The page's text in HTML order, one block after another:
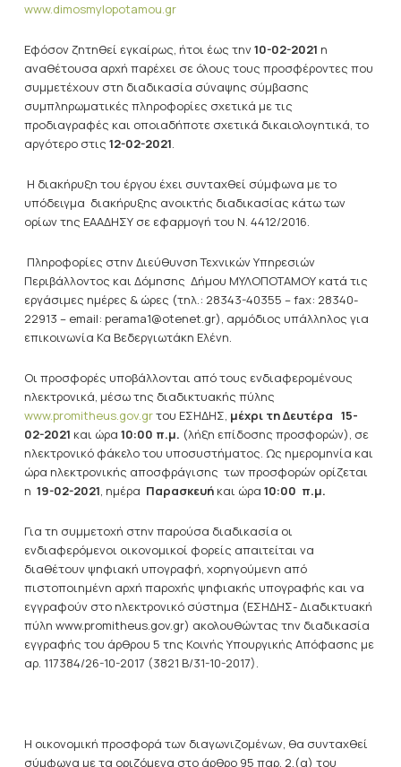
www.dimosmylopotamou.gr
Εφόσον ζητηθεί εγκαίρως, ήτοι έως την10-02-2021 η
αναθέτουσα αρχή παρέχει σε όλους τους προσφέροντες που
συμμετέχουν στη διαδικασία σύναψης σύμβασης
συμπληρωματικές πληροφορίες σχετικά με τις
προδιαγραφές και οποιαδήποτε σχετικά δικαιολογητικά, το
αργότερο στις 12-02-2021.
Η διακήρυξη του έργου έχει συνταχθεί σύμφωνα με το
υπόδειγμα διακήρυξης ανοικτής διαδικασίας κάτω των
ορίων της ΕΑΑΔΗΣΥ σε εφαρμογή του Ν. 4412/2016.
Πληροφορίες στην Διεύθυνση Τεχνικών Υπηρεσιών
Περιβάλλοντος και Δόμησης Δήμου ΜΥΛΟΠΟΤΑΜΟΥ κατά τις
εργάσιμες ημέρες & ώρες (τηλ.: 28343-40355 – fax: 28340-
22913 – email: perama1@otenet.gr), αρμόδιος υπάλληλος για
επικοινωνία Κα Βεδεργιωτάκη Ελένη.
Οι προσφορές υποβάλλονται από τους ενδιαφερομένους
ηλεκτρονικά, μέσω της διαδικτυακής πύλης
www.promitheus.gov.grτου ΕΣΗΔΗΣ, μέχρι τη Δευτέρα 15-
02-2021 και ώρα 10:00 π.μ. (λήξη επίδοσης προσφορών), σε
ηλεκτρονικό φάκελο του υποσυστήματος. Ως ημερομηνία και
ώρα ηλεκτρονικής αποσφράγισης των προσφορών ορίζεται
η 19-02-2021, ημέρα Παρασκευή και ώρα 10:00 π.μ.
Για τη συμμετοχή στην παρούσα διαδικασία οι
ενδιαφερόμενοι οικονομικοί φορείς απαιτείται να
διαθέτουν ψηφιακή υπογραφή, χορηγούμενη από
πιστοποιημένη αρχή παροχής ψηφιακής υπογραφής και να
εγγραφούν στο ηλεκτρονικό σύστημα (ΕΣΗΔΗΣ- Διαδικτυακή
πύλη www.promitheus.gov.gr) ακολουθώντας την διαδικασία
εγγραφής του άρθρου 5 της Κοινής Υπουργικής Απόφασης με
αρ. 117384/26-10-2017 (3821 Β/31-10-2017).
Η οικονομική προσφορά των διαγωνιζομένων, θα συνταχθεί
σύμφωνα με τα οριζόμενα στο άρθρο 95 παρ. 2.(α) του